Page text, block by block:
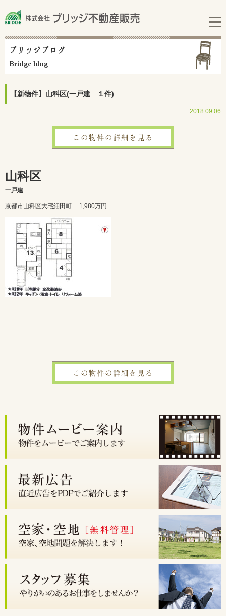
ブリッジブログ
Bridge blog
【新物件】山科区(一戸建 １件)
2018.09.06
この物件の詳細を見る
山科区
一戸建
京都市山科区大宅細田町 1,980万円
この物件の詳細を見る